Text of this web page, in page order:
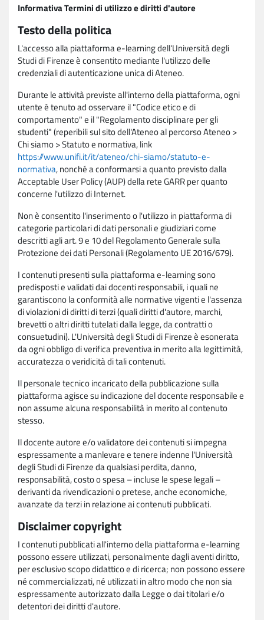
Informativa Termini di utilizzo e diritti d'autore
Testo della politica
L'accesso alla piattaforma e-learning dell'Università degli
Studi di Firenze è consentito mediante l'utilizzo delle
credenziali di autenticazione unica di Ateneo.
Durante le attività previste all'interno della piattaforma, ogni
utente è tenuto ad osservare il "Codice etico e di
comportamento" e il "Regolamento disciplinare per gli
studenti" (reperibili sul sito dell'Ateneo al percorso Ateneo >
Chi siamo > Statuto e normativa, link
https://www.unifi.it/it/ateneo/chi-siamo/statuto-e-
normativa, nonché a conformarsi a quanto previsto dalla
Acceptable User Policy (AUP) della rete GARR per quanto
concerne l'utilizzo di Internet.
Non è consentito l'inserimento o l'utilizzo in piattaforma di
categorie particolari di dati personali e giudiziari come
descritti agli art. 9 e 10 del Regolamento Generale sulla
Protezione dei dati Personali (Regolamento UE 2016/679).
I contenuti presenti sulla piattaforma e-learning sono
predisposti e validati dai docenti responsabili, i quali ne
garantiscono la conformità alle normative vigenti e l'assenza
di violazioni di diritti di terzi (quali diritti d'autore, marchi,
brevetti o altri diritti tutelati dalla legge, da contratti o
consuetudini). L'Università degli Studi di Firenze è esonerata
da ogni obbligo di verifica preventiva in merito alla legittimità,
accuratezza o veridicità di tali contenuti.
Il personale tecnico incaricato della pubblicazione sulla
piattaforma agisce su indicazione del docente responsabile e
non assume alcuna responsabilità in merito al contenuto
stesso.
Il docente autore e/o validatore dei contenuti si impegna
espressamente a manlevare e tenere indenne l'Università
degli Studi di Firenze da qualsiasi perdita, danno,
responsabilità, costo o spesa – incluse le spese legali –
derivanti da rivendicazioni o pretese, anche economiche,
avanzate da terzi in relazione ai contenuti pubblicati.
Disclaimer copyright
I contenuti pubblicati all'interno della piattaforma e-learning
possono essere utilizzati, personalmente dagli aventi diritto,
per esclusivo scopo didattico e di ricerca; non possono essere
né commercializzati, né utilizzati in altro modo che non sia
espressamente autorizzato dalla Legge o dai titolari e/o
detentori dei diritti d'autore.